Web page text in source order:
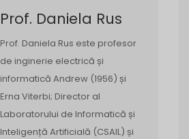
Prof. Daniela Rus
Prof. Daniela Rus este profesor
de inginerie electrică și
informatică Andrew (1956) și
Erna Viterbi; Director al
Laboratorului de Informatică și
Inteligență Artificială (CSAIL) și